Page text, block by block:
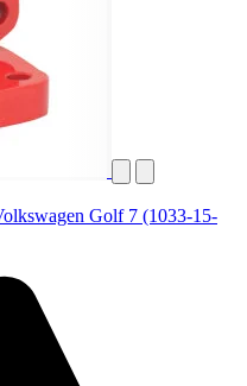
Golf 7 (1033-15-